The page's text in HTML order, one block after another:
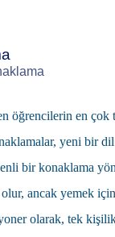
öğrencilerin en
yeni bir
bir konaklama
ancak yemek
olarak, tek